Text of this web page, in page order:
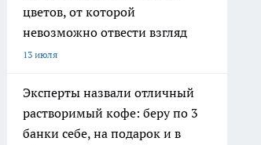
цветов, от которой
невозможно отвести взгляд
13 июля
Эксперты назвали отличный
растворимый кофе: беру по 3
банки себе, на подарок и в